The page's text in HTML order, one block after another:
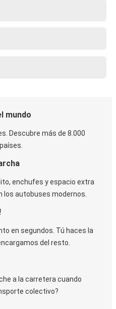
mundo
Descubre más de 8.000
enchufes y espacio extra
los autobuses modernos.
en segundos. Tú haces la
del resto.
a la carretera cuando
colectivo?